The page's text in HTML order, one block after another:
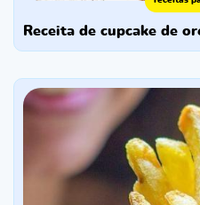
receita de cupcake de